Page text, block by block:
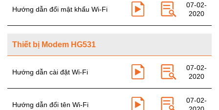
Hướng dẫn đổi mật khẩu Wi-Fi
07-02-
2020
Thiết bị Modem HG531
Hướng dẫn cài đặt Wi-Fi
07-02-
2020
Hướng dẫn đổi tên Wi-Fi
07-02-